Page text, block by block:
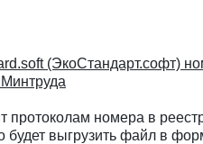
(ЭкоСтандарт.софт)
протоколам номера в
будет выгрузить файл в